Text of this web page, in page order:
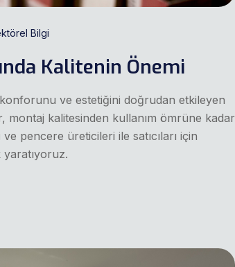
Bilgi
Kalitenin Önemi
ve estetiğini doğrudan etkileyen
montaj kalitesinden kullanım ömrüne kadar
pencere üreticileri ile satıcıları için